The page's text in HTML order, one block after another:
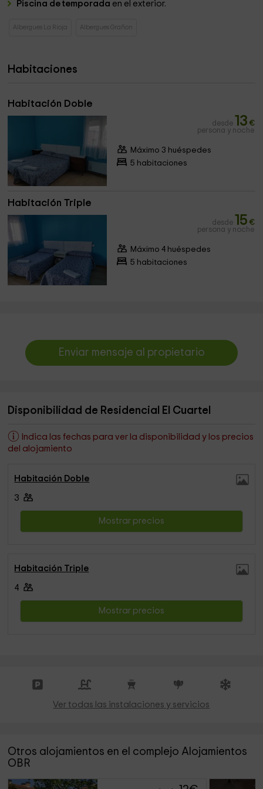
Piscina de temporada en el exterior.
Albergues La Rioja Albergues Grañon
Habitaciones
Habitación Doble
desde 13 €
persona y noche
Máximo 3 huéspedes
5 habitaciones
Habitación Triple
desde 15 €
persona y noche
Máximo 4 huéspedes
5 habitaciones
Enviar mensaje al propietario
Disponibilidad de Residencial El Cuartel
Indica las fechas para ver la disponibilidad y los precios
del alojamiento
Habitación Doble
3
Mostrar precios
Habitación Triple
4
Mostrar precios
Ver todas las instalaciones y servicios
Otros alojamientos en el complejo Alojamientos
OBR